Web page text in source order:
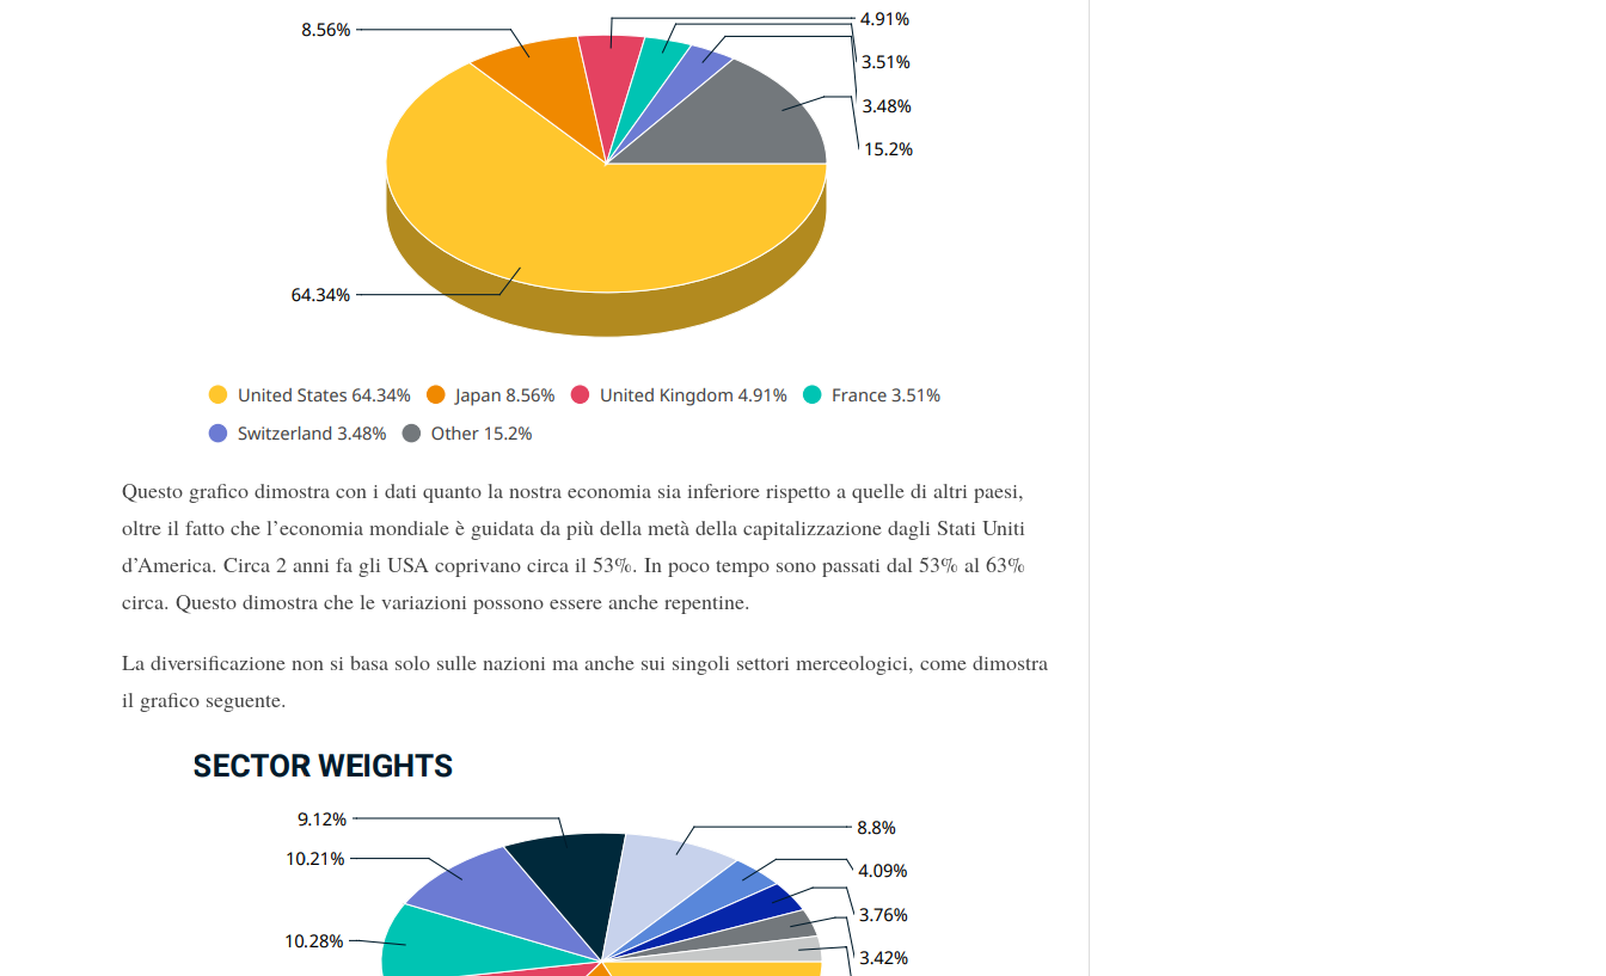
Questo grafico dimostra con i dati quanto la nostra economia sia inferiore rispetto a quelle di altri paesi,
oltre il fatto che l’economia mondiale è guidata da più della metà della capitalizzazione dagli Stati Uniti
d’America. Circa 2 anni fa gli USA coprivano circa il 53%. In poco tempo sono passati dal 53% al 63%
circa. Questo dimostra che le variazioni possono essere anche repentine.
La diversificazione non si basa solo sulle nazioni ma anche sui singoli settori merceologici, come dimostra
il grafico seguente.